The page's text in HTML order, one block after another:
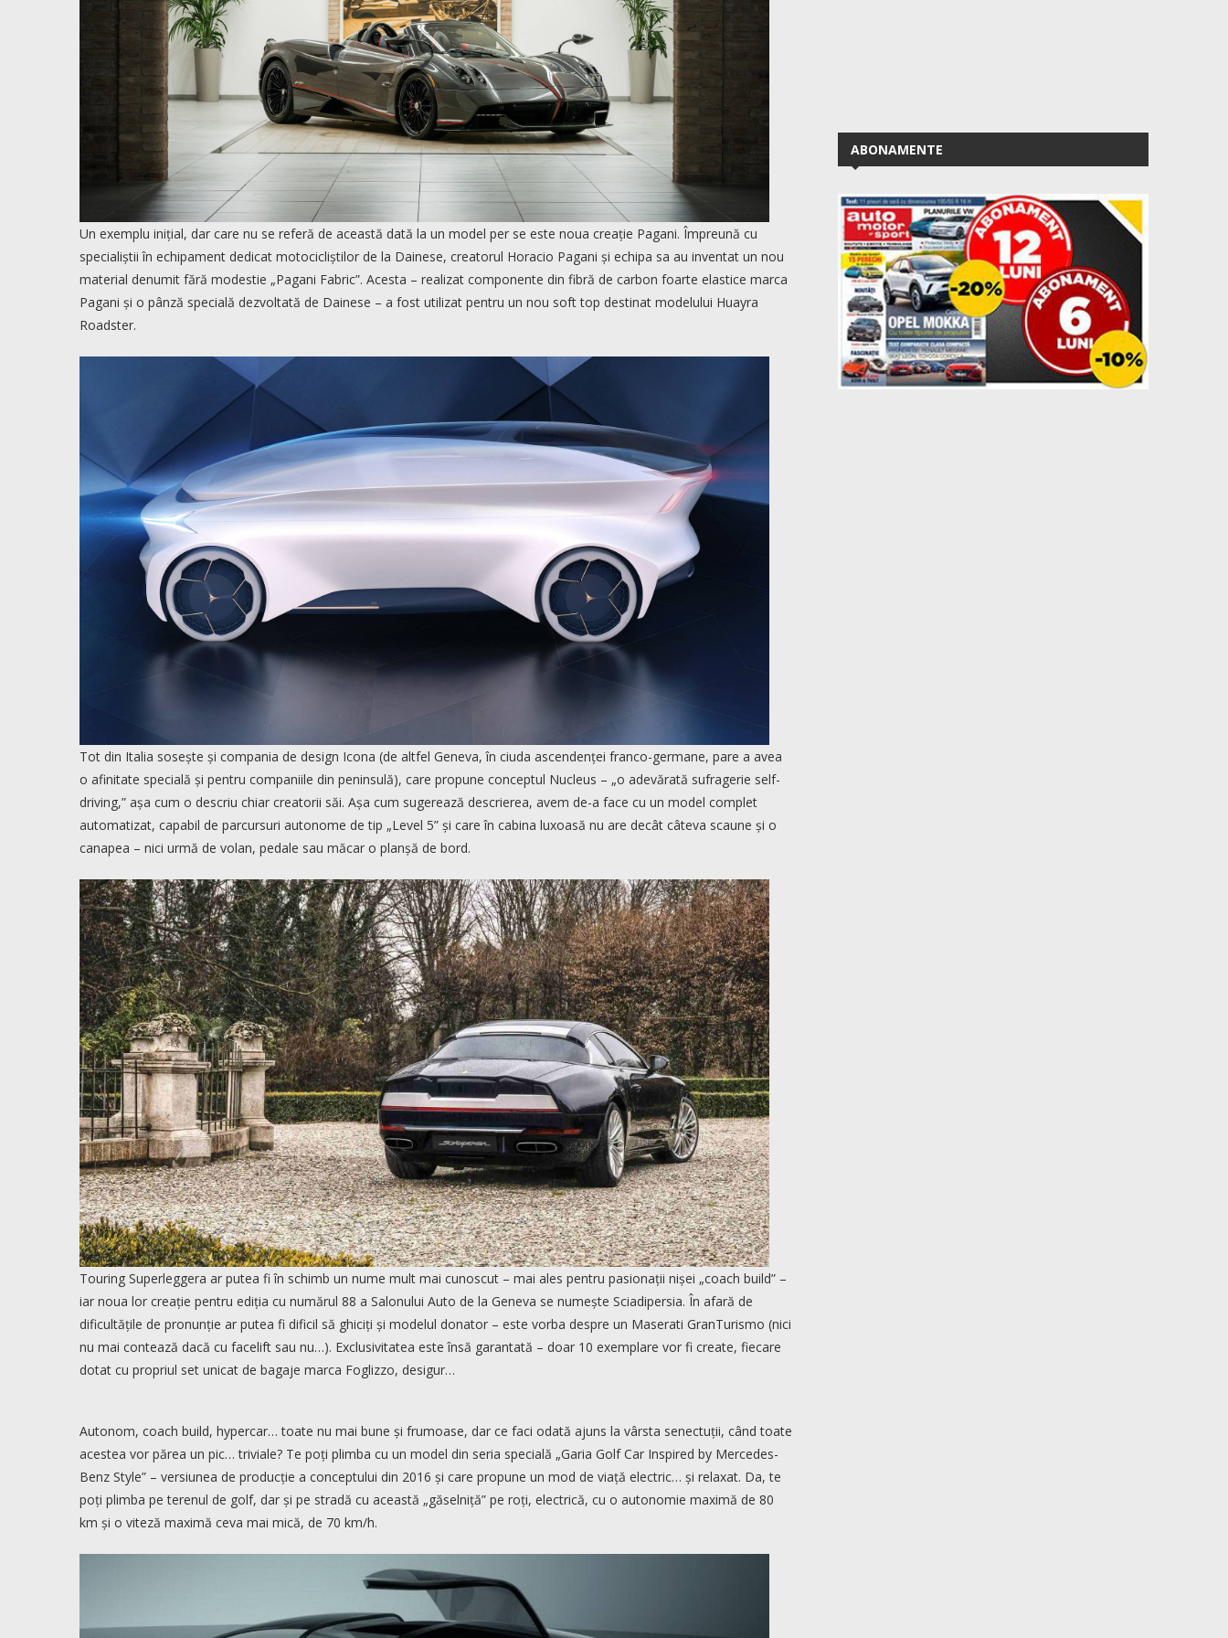
Un exemplu inițial, dar care nu se referă de această dată la un model per se este noua creație Pagani. Împreună cu
specialiștii în echipament dedicat motocicliștilor de la Dainese, creatorul Horacio Pagani și echipa sa au inventat un nou
material denumit fără modestie „Pagani Fabric”. Acesta – realizat componente din fibră de carbon foarte elastice marca
Pagani și o pânză specială dezvoltată de Dainese – a fost utilizat pentru un nou soft top destinat modelului Huayra
Roadster.
Tot din Italia sosește și compania de design Icona (de altfel Geneva, în ciuda ascendenței franco-germane, pare a avea
o afinitate specială și pentru companiile din peninsulă), care propune conceptul Nucleus – „o adevărată sufragerie self-
driving,” așa cum o descriu chiar creatorii săi. Așa cum sugerează descrierea, avem de-a face cu un model complet
automatizat, capabil de parcursuri autonome de tip „Level 5” și care în cabina luxoasă nu are decât câteva scaune și o
canapea – nici urmă de volan, pedale sau măcar o planșă de bord.
Touring Superleggera ar putea fi în schimb un nume mult mai cunoscut – mai ales pentru pasionații nișei „coach build” –
iar noua lor creație pentru ediția cu numărul 88 a Salonului Auto de la Geneva se numește Sciadipersia. În afară de
dificultățile de pronunție ar putea fi dificil să ghiciți și modelul donator – este vorba despre un Maserati GranTurismo (nici
nu mai contează dacă cu facelift sau nu…). Exclusivitatea este însă garantată – doar 10 exemplare vor fi create, fiecare
dotat cu propriul set unicat de bagaje marca Foglizzo, desigur…
Autonom, coach build, hypercar… toate nu mai bune și frumoase, dar ce faci odată ajuns la vârsta senectuții, când toate
acestea vor părea un pic… triviale? Te poți plimba cu un model din seria specială „Garia Golf Car Inspired by Mercedes-
Benz Style” – versiunea de producție a conceptului din 2016 și care propune un mod de viață electric… și relaxat. Da, te
poți plimba pe terenul de golf, dar și pe stradă cu această „găselniță” pe roți, electrică, cu o autonomie maximă de 80
km și o viteză maximă ceva mai mică, de 70 km/h.
ABONAMENTE